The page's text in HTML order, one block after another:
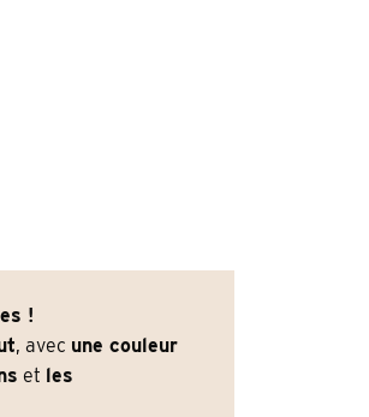
brun avec socle et pieds tournés
!
, avec une couleur
et les